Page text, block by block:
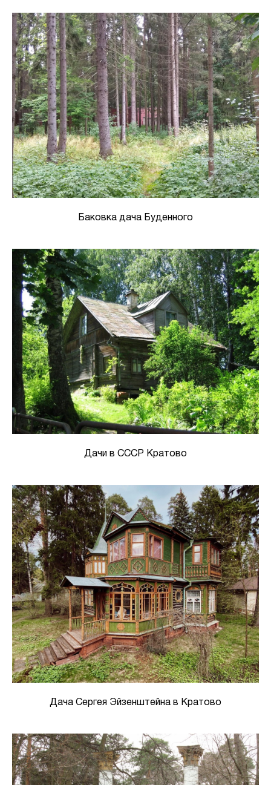
Баковка дача Буденного
Дачи в СССР Кратово
Дача Сергея Эйзенштейна в Кратово